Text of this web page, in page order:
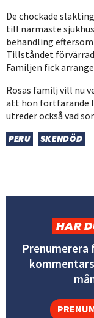
De chockade
till närmaste
behandling eftersom
Tillståndet
Familjen fick
Rosas familj vill nu
att hon fortfarande
utreder också vad
PERU SKENDÖD
HAR